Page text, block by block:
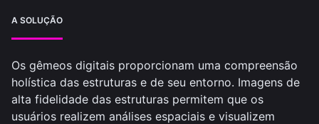
A SOLUÇÃO
Os gêmeos digitais proporcionam uma compreensão
holística das estruturas e de seu entorno. Imagens de
alta fidelidade das estruturas permitem que os
usuários realizem análises espaciais e visualizem